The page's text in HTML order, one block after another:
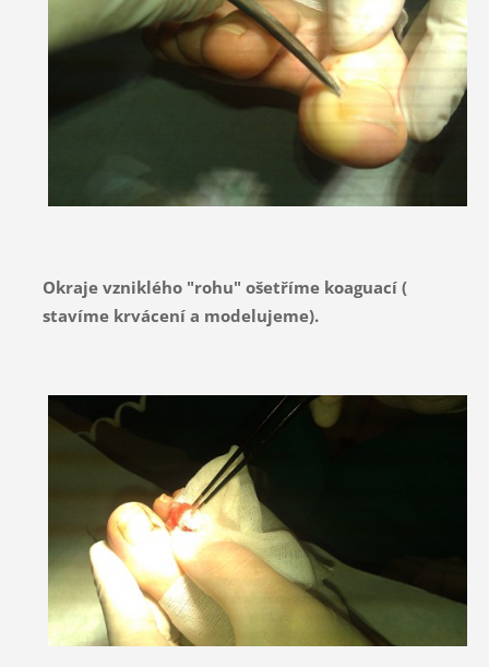
Okraje vzniklého "rohu" ošetříme koaguací (
stavíme krvácení a modelujeme).